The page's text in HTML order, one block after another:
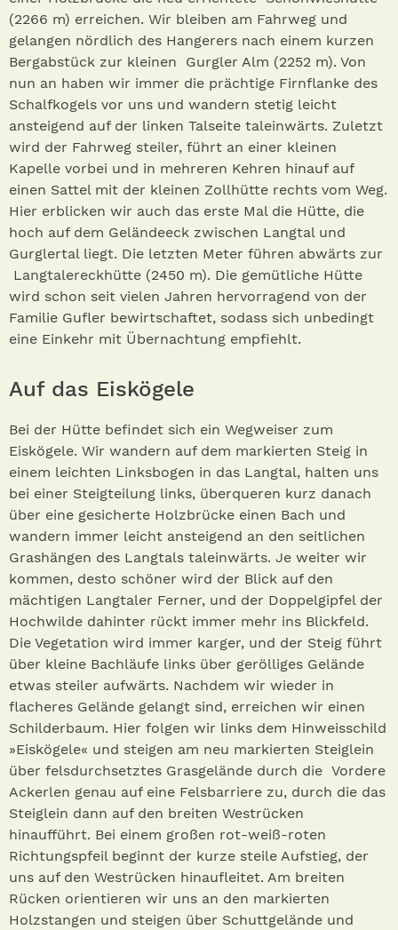
(2266 m) erreichen. Wir bleiben am Fahrweg und
gelangen nördlich des Hangerers nach einem kurzen
Bergabstück zur kleinen Gurgler Alm (2252 m). Von
nun an haben wir immer die prächtige Firnflanke des
Schalfkogels vor uns und wandern stetig leicht
ansteigend auf der linken Talseite taleinwärts. Zuletzt
wird der Fahrweg steiler, führt an einer kleinen
Kapelle vorbei und in mehreren Kehren hinauf auf
einen Sattel mit der kleinen Zollhütte rechts vom Weg.
Hier erblicken wir auch das erste Mal die Hütte, die
hoch auf dem Geländeeck zwischen Langtal und
Gurglertal liegt. Die letzten Meter führen abwärts zur
Langtalereckhütte (2450 m). Die gemütliche Hütte
wird schon seit vielen Jahren hervorragend von der
Familie Gufler bewirtschaftet, sodass sich unbedingt
eine Einkehr mit Übernachtung empfiehlt.
Auf das Eiskögele
Bei der Hütte befindet sich ein Wegweiser zum
Eiskögele. Wir wandern auf dem markierten Steig in
einem leichten Linksbogen in das Langtal, halten uns
bei einer Steigteilung links, überqueren kurz danach
über eine gesicherte Holzbrücke einen Bach und
wandern immer leicht ansteigend an den seitlichen
Grashängen des Langtals taleinwärts. Je weiter wir
kommen, desto schöner wird der Blick auf den
mächtigen Langtaler Ferner, und der Doppelgipfel der
Hochwilde dahinter rückt immer mehr ins Blickfeld.
Die Vegetation wird immer karger, und der Steig führt
über kleine Bachläufe links über gerölliges Gelände
etwas steiler aufwärts. Nachdem wir wieder in
flacheres Gelände gelangt sind, erreichen wir einen
Schilderbaum. Hier folgen wir links dem Hinweisschild
»Eiskögele« und steigen am neu markierten Steiglein
über felsdurchsetztes Grasgelände durch die Vordere
Ackerlen genau auf eine Felsbarriere zu, durch die das
Steiglein dann auf den breiten Westrücken
hinaufführt. Bei einem großen rot-weiß-roten
Richtungspfeil beginnt der kurze steile Aufstieg, der
uns auf den Westrücken hinaufleitet. Am breiten
Rücken orientieren wir uns an den markierten
Holzstangen und steigen über Schuttgelände und